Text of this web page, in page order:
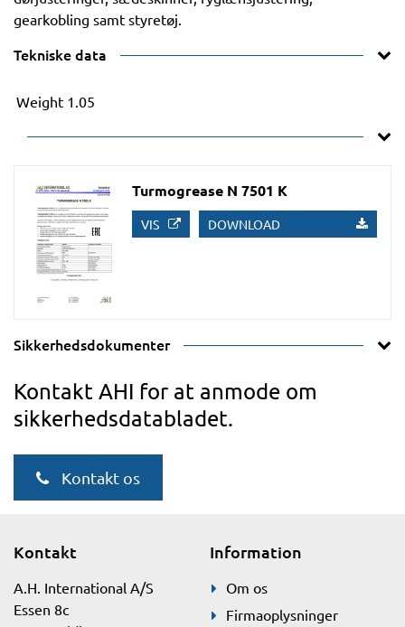
gearkobling samt styretøj.
Tekniske data
Weight 1.05
Turmogrease N 7501 K
VIS DOWNLOAD
Sikkerhedsdokumenter
Kontakt AHI for at anmode om
sikkerhedsdatabladet.
Kontakt os
Kontakt
A.H. International A/S
Essen 8c
Information
Om os
Firmaoplysninger